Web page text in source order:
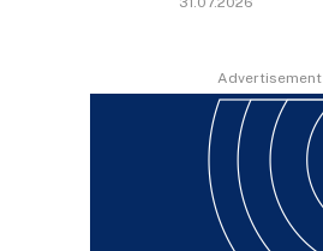
Advertisement